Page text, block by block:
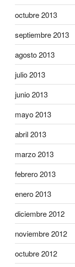
octubre 2013
septiembre 2013
agosto 2013
julio 2013
junio 2013
mayo 2013
abril 2013
marzo 2013
febrero 2013
enero 2013
diciembre 2012
noviembre 2012
octubre 2012